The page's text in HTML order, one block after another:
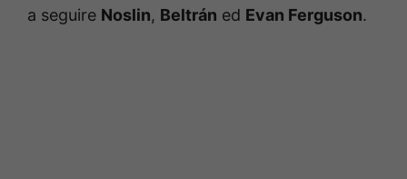
a seguire Noslin, Beltrán ed Evan Ferguson.